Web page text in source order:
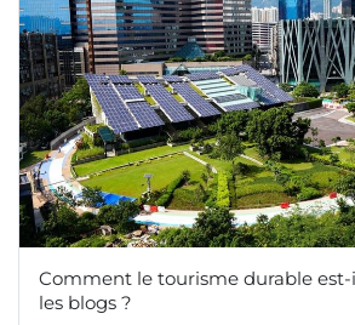
Comment le tourisme durable
les blogs ?